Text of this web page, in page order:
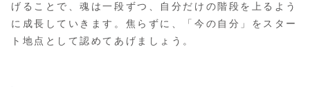
げることで、魂は一段ずつ、自分だけの階段を上るよう
に成長していきます。焦らずに、「今の自分」をスター
ト地点として認めてあげましょう。